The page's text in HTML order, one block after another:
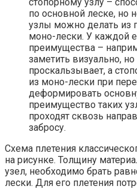
по основной леске, но
узлы можно делать из
моно-лески. У каждой
преимущества –
заметить визуально,
проскальзывает, а
из моно-лески при
деформировать
преимущество таких
проходят сквозь
забросу.
Схема плетения
на рисунке. Толщину
узел, необходимо брать
лески. Для его плетения